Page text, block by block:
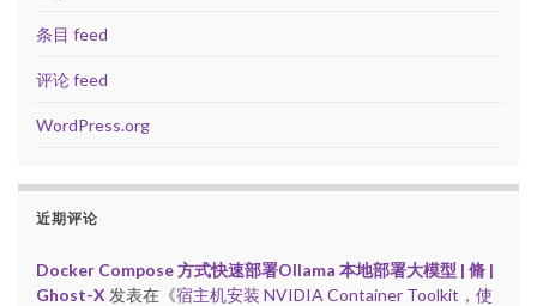
条目 feed
评论 feed
WordPress.org
近期评论
Docker Compose 方式快速部署Ollama 本地部署大模型 | 脩 |
Ghost-X 发表在《宿主机安装 NVIDIA Container Toolkit，使